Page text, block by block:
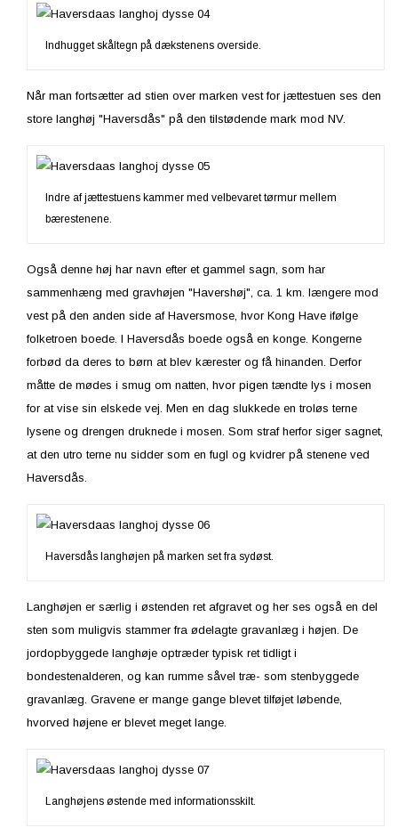
Indhugget skåltegn på dækstenens overside.
Når man fortsætter ad stien over marken vest for jættestuen ses den
store langhøj "Haversdås" på den tilstødende mark mod NV.
Indre af jættestuens kammer med velbevaret tørmur mellem
bærestenene.
Også denne høj har navn efter et gammel sagn, som har
sammenhæng med gravhøjen "Havershøj", ca. 1 km. længere mod
vest på den anden side af Haversmose, hvor Kong Have ifølge
folketroen boede. I Haversdås boede også en konge. Kongerne
forbød da deres to børn at blev kærester og få hinanden. Derfor
måtte de mødes i smug om natten, hvor pigen tændte lys i mosen
for at vise sin elskede vej. Men en dag slukkede en troløs terne
lysene og drengen druknede i mosen. Som straf herfor siger sagnet,
at den utro terne nu sidder som en fugl og kvidrer på stenene ved
Haversdås.
Haversdås langhøjen på marken set fra sydøst.
Langhøjen er særlig i østenden ret afgravet og her ses også en del
sten som muligvis stammer fra ødelagte gravanlæg i højen. De
jordopbyggede langhøje optræder typisk ret tidligt i
bondestenalderen, og kan rumme såvel træ- som stenbyggede
gravanlæg. Gravene er mange gange blevet tilføjet løbende,
hvorved højene er blevet meget lange.
Langhøjens østende med informationsskilt.